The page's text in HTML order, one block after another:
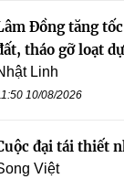
Đồng tăng
tháo gỡ loạt
Linh
10/08/2026
đại tái thiết
Việt